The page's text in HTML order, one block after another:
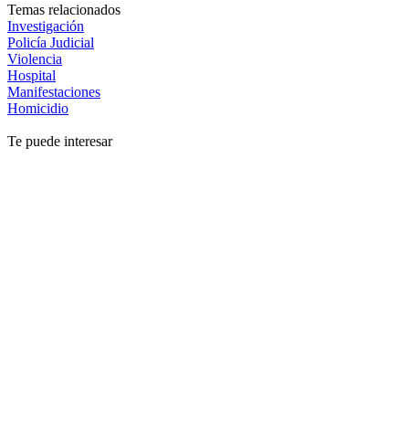
Temas relacionados
Investigación
Policía Judicial
Violencia
Hospital
Manifestaciones
Homicidio
Te puede interesar